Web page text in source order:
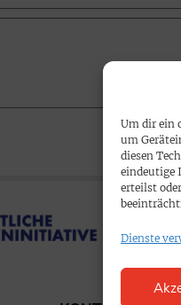
Um dir ein
um
diesen
eindeutige
erteilst
Dienste